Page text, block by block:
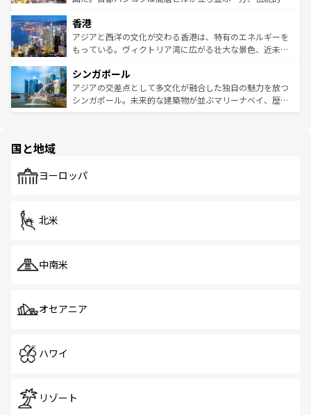
とつ。フォーやバインミー、ベトナムコーヒーなどは、ぜ
ひ現地で味わいたい。どの地域を訪れてもあたたかい人々
が旅行者を迎えてくれるので、きっと忘れられない旅にな
参照してほしい。
の活気が交差している。北部ではチェンマイなどの山岳地
帯で自然と触れ合い、南部ではプーケットやクラビの美し
いビーチでリゾート気分を楽しむことができる。タイ料理
激する。気候は一年中温暖で、どの季節にも異なる楽しみ
が待っている。親しみやすいタイの人々、仏教を中心とし
た文化、そして多様な観光資源が、訪れる旅人を魅了し続
香港
アジアと西洋の文化が交わる香港は、特有のエネルギーを
もっている。ヴィクトリア湾に広がる壮大な景色、近未来
み、どこを訪れても感動するはず。観光スポットが密集し
ており、効率よく見どころを回れるのも魅力。息をのむよ
うな絶景から文化的な体験まで、香港を存分に楽しみ尽く
シンガポール
アジアの交差点として多文化が融合した独自の魅力を放つ
シンガポール。未来的な建築物が並ぶマリーナベイ、歴史
で、ホーカーズは地元の風情を楽しめる外せないスポット
国と地域
ヨーロッパ
北米
中南米
オセアニア
ハワイ
リゾート